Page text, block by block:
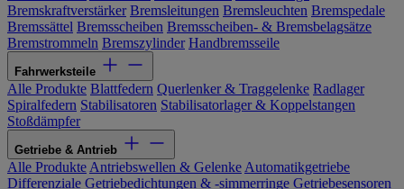
Bremskraftverstärker Bremsleitungen Bremsleuchten Bremspedale
Bremssättel Bremsscheiben Bremsscheiben- & Bremsbelagsätze
Bremstrommeln Bremszylinder Handbremsseile
Fahrwerksteile
Alle Produkte Blattfedern Querlenker & Traggelenke Radlager
Spiralfedern Stabilisatoren Stabilisatorlager & Koppelstangen
Stoßdämpfer
Getriebe & Antrieb
Alle Produkte Antriebswellen & Gelenke Automatikgetriebe
Differenziale Getriebedichtungen & -simmerringe Getriebesensoren